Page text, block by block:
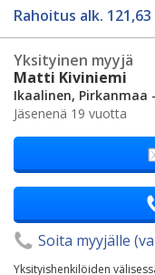
Rahoitus alk. 121,63
Yksityinen myyjä
Matti Kiviniemi
Ikaalinen, Pirkanmaa -
Jäsenenä 19 vuotta
Soita myyjälle
Yksityishenkilöiden